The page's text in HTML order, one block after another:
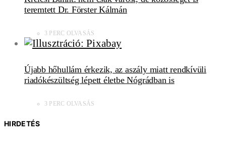
teremtett Dr. Förster Kálmán
3 PERC OLVASÁS
Újabb hőhullám érkezik, az aszály miatt rendkívüli
riadókészültség lépett életbe Nógrádban is
3 PERC OLVASÁS
HIRDETÉS